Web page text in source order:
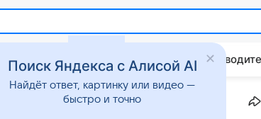
Китайские авто Штрафы и ПДД
Поиск Яндекса с Алисой AI
Найдёт ответ, картинку или видео —
быстро и точно